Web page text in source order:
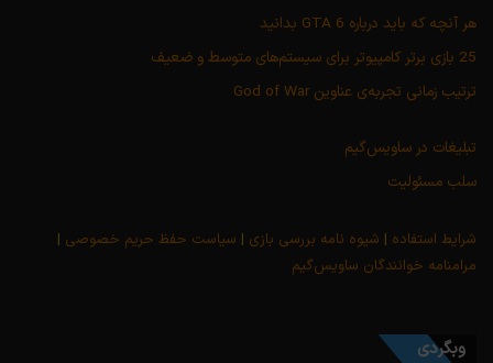
هر آنچه که باید درباره GTA 6 بدانید
25 بازی برتر کامپیوتر برای سیستم‌های متوسط و ضعیف
ترتیب زمانی تجربه‌ی عناوین God of War
تبلیغات در ساویس‌گیم
سلب مسئولیت
شرایط استفاده | شیوه نامه بررسی بازی | سیاست حفظ حریم خصوصی |
مرامنامه خوانندگان ساویس‌گیم
وبگردی